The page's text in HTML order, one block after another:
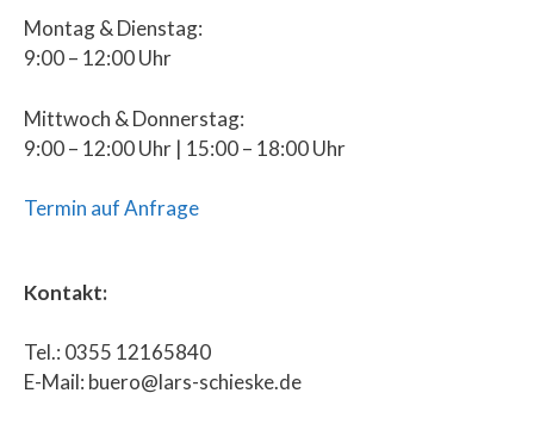
Montag & Dienstag:
9:00 – 12:00 Uhr
Mittwoch & Donnerstag:
9:00 – 12:00 Uhr | 15:00 – 18:00 Uhr
Termin auf Anfrage
Kontakt:
Tel.: 0355 12165840
E-Mail: buero@lars-schieske.de